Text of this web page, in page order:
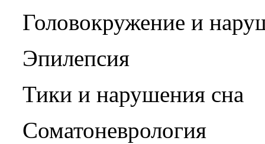
Головокружение и
Эпилепсия
Тики и нарушения сна
Соматоневрология